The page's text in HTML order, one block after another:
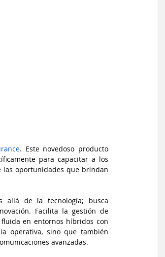
. Este novedoso producto
para capacitar a los
las oportunidades que brindan
allá de la tecnología; busca
Facilita la gestión de
en entornos híbridos con
operativa, sino que también
avanzadas.